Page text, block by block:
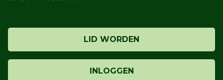
LID WORDEN
INLOGGEN